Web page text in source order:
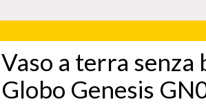
Vaso a terra senza
Globo Genesis